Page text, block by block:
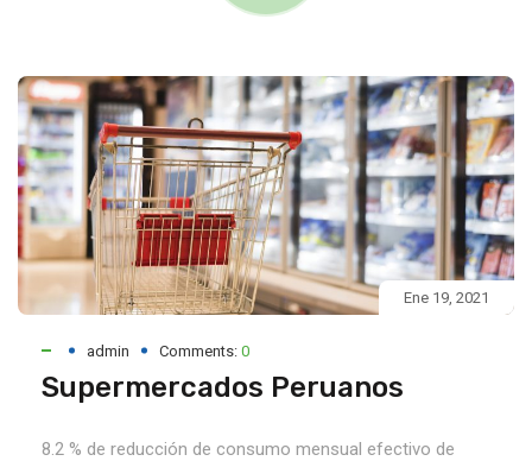
Ene 19, 2021
admin Comments: 0
Supermercados Peruanos
8.2 % de reducción de consumo mensual efectivo de